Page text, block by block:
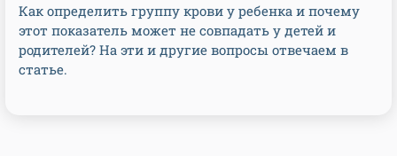
Как определить группу крови у ребенка и почему
этот показатель может не совпадать у детей и
родителей? На эти и другие вопросы отвечаем в
статье.